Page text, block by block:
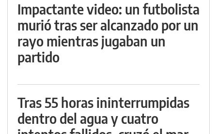
Impactante video: un futbolista
murió tras ser alcanzado por un
rayo mientras jugaban un
partido
Tras 55 horas ininterrumpidas
dentro del agua y cuatro